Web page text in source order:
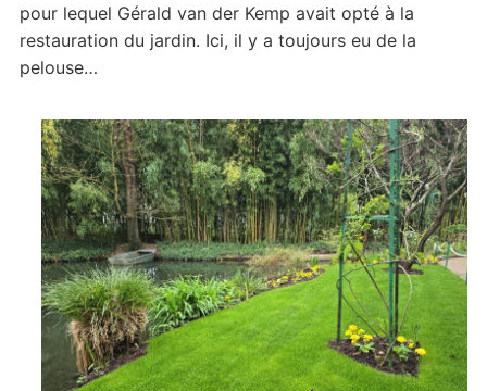
pour lequel Gérald van der Kemp avait opté à la
restauration du jardin. Ici, il y a toujours eu de la
pelouse…